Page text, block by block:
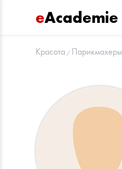
eAcademie
Красота Парикмахеры